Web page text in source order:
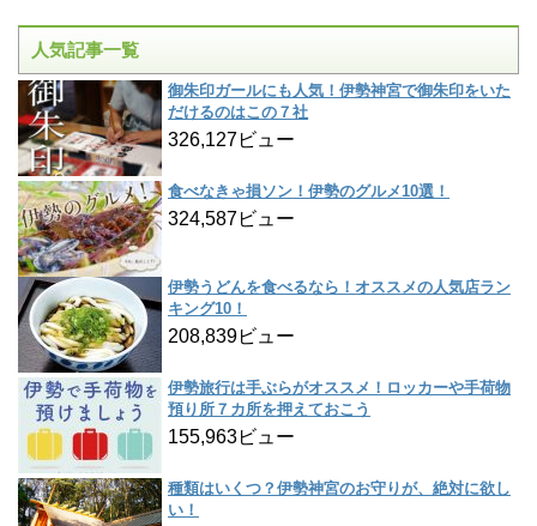
人気記事一覧
御朱印ガールにも人気！伊勢神宮で御朱印をいた
だけるのはこの７社
326,127ビュー
食べなきゃ損ソン！伊勢のグルメ10選！
324,587ビュー
伊勢うどんを食べるなら！オススメの人気店ラン
キング10！
208,839ビュー
伊勢旅行は手ぶらがオススメ！ロッカーや手荷物
預り所７カ所を押えておこう
155,963ビュー
種類はいくつ？伊勢神宮のお守りが、絶対に欲し
い！